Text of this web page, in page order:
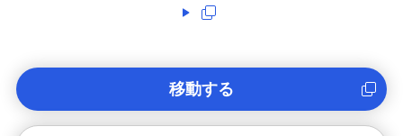
移動する